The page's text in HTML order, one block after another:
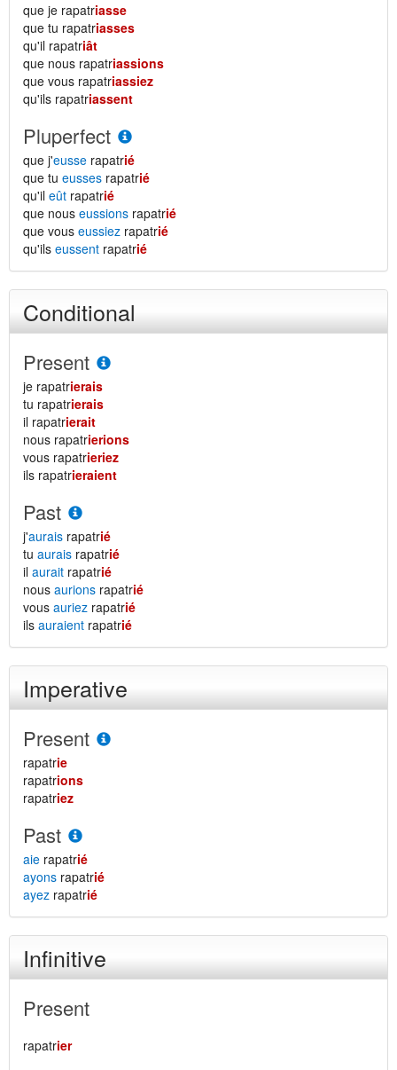
que je rapatriasse
que tu rapatriasses
qu'il rapatriât
que nous rapatriassions
que vous rapatriassiez
qu'ils rapatriassent
Pluperfect
que j'eusse rapatrié
que tu eusses rapatrié
qu'il eût rapatrié
que nous eussions rapatrié
que vous eussiez rapatrié
qu'ils eussent rapatrié
Conditional
Present
je rapatrierais
tu rapatrierais
il rapatrierait
nous rapatrierions
vous rapatrieriez
ils rapatrieraient
Past
j'aurais rapatrié
tu aurais rapatrié
il aurait rapatrié
nous aurions rapatrié
vous auriez rapatrié
ils auraient rapatrié
Imperative
Present
rapatrie
rapatrions
rapatriez
Past
aie rapatrié
ayons rapatrié
ayez rapatrié
Infinitive
Present
rapatrier